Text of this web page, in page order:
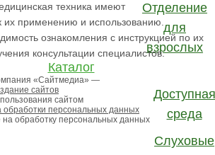
Отделение
для
взрослых
Каталог
Доступная
среда
Слуховые
техника имеют
их применению и использованию.
ознакомления с инструкцией по их
консультации специалистов.
«Сайтмедиа» —
сайтов
сайтом
обработки персональных данных
на обработку персональных данных